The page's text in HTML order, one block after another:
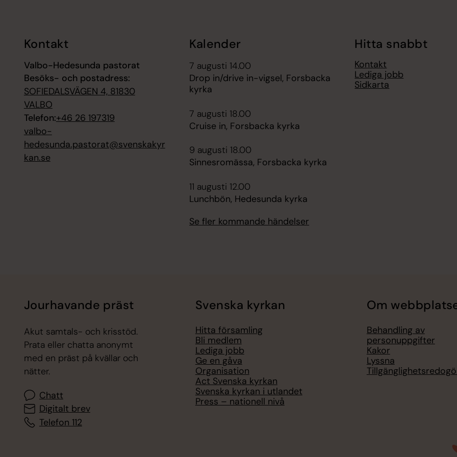
Kontakt
Valbo-Hedesunda pastorat
Besöks- och postadress:
SOFIEDALSVÄGEN 4, 81830
VALBO
Telefon:+46 26 197319
valbo-
hedesunda.pastorat@svenskakyr
kan.se
Kalender
7 augusti 14.00
Drop in/drive in-vigsel, Forsbacka
kyrka
7 augusti 18.00
Cruise in, Forsbacka kyrka
9 augusti 18.00
Sinnesromässa, Forsbacka kyrka
11 augusti 12.00
Lunchbön, Hedesunda kyrka
Se fler kommande händelser
Hitta snabbt
Kontakt
Lediga jobb
Sidkarta
Jourhavande präst
Akut samtals- och krisstöd.
Prata eller chatta anonymt
med en präst på kvällar och
nätter.
Chatt
Digitalt brev
Telefon 112
Svenska kyrkan
Hitta församling
Bli medlem
Lediga jobb
Ge en gåva
Organisation
Act Svenska kyrkan
Svenska kyrkan i utlandet
Press – nationell nivå
Om
Behandling av
personuppgifter
Kakor
Lyssna